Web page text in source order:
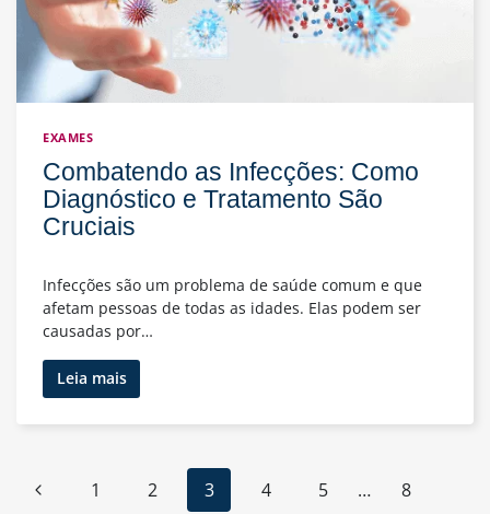
EXAMES
Combatendo as Infecções: Como
Diagnóstico e Tratamento São
Cruciais
Infecções são um problema de saúde comum e que
afetam pessoas de todas as idades. Elas podem ser
causadas por…
Leia maisCombatendo
as
Infecções:
Diagnóstico
Navegação
Página
1 2 3 4 5 …
8